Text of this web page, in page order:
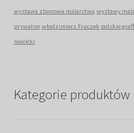
wystawa zbiorowa malarstwa wystawy
prywatne włodzimierz Fruczek polskie
nowicki
Kategorie produktów